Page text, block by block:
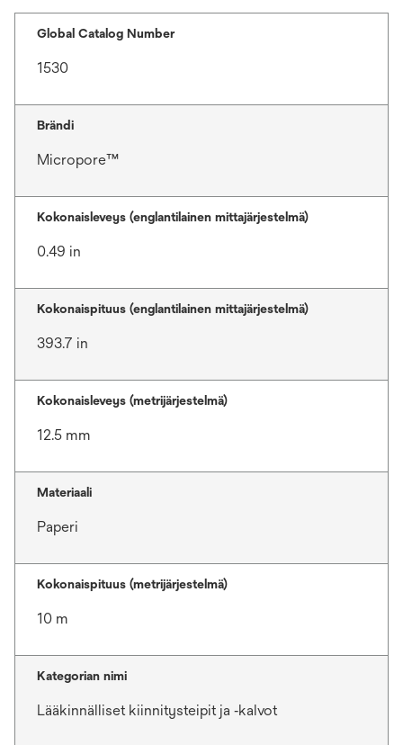
Global Catalog Number
1530
Brändi
Micropore™
Kokonaisleveys (englantilainen mittajärjestelmä)
0.49 in
Kokonaispituus (englantilainen mittajärjestelmä)
393.7 in
Kokonaisleveys (metrijärjestelmä)
12.5 mm
Materiaali
Paperi
Kokonaispituus (metrijärjestelmä)
10 m
Kategorian nimi
Lääkinnälliset kiinnitysteipit ja ‑kalvot